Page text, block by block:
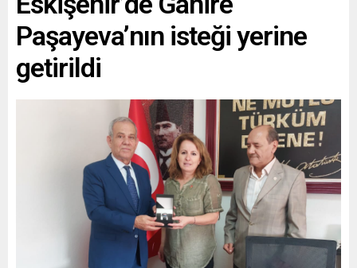
Paşayeva’nın isteği yerine
getirildi